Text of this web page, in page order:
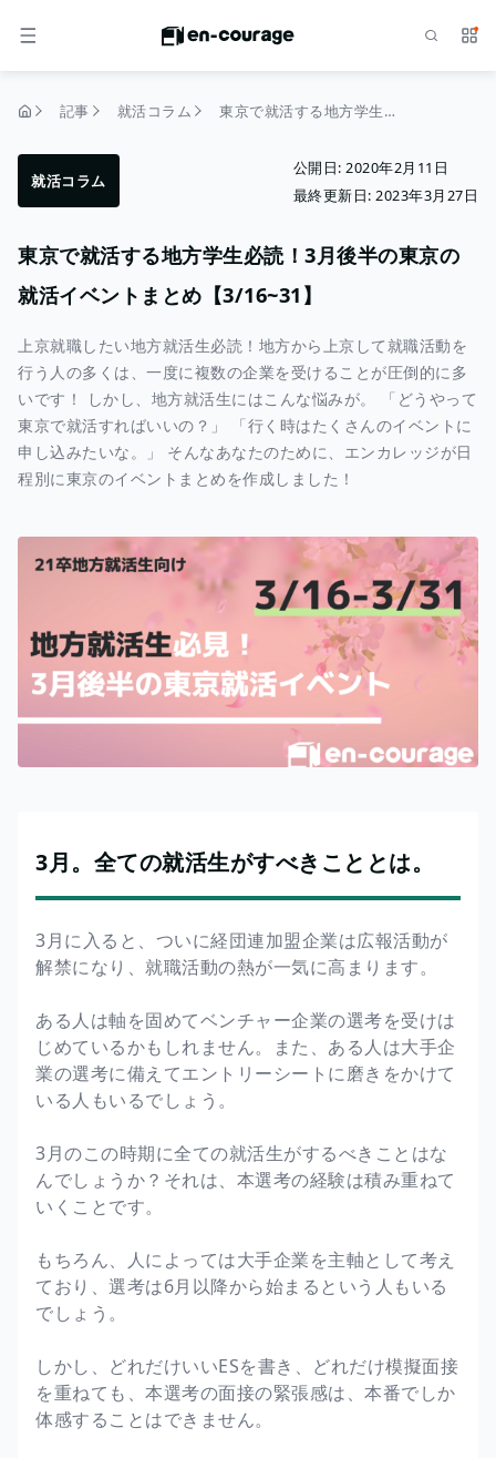
メニュー サ
記事 就活コラム 東京で就活する地方学生必読！3月後半の東京の就活イベントまとめ【3/16~31】
就活コラム
公開日: 2020年2月11日
最終更新日: 2023年3月27日
東京で就活する地方学生必読！3月後半の東京の
就活イベントまとめ【3/16~31】
上京就職したい地方就活生必読！地方から上京して就職活動を
行う人の多くは、一度に複数の企業を受けることが圧倒的に多
いです！ しかし、地方就活生にはこんな悩みが。 「どうやって
東京で就活すればいいの？」 「行く時はたくさんのイベントに
申し込みたいな。」 そんなあなたのために、エンカレッジが日
程別に東京のイベントまとめを作成しました！
3月。全ての就活生がすべきこととは。
3月に入ると、ついに経団連加盟企業は広報活動が
解禁になり、就職活動の熱が一気に高まります。
ある人は軸を固めてベンチャー企業の選考を受けは
じめているかもしれません。また、ある人は大手企
業の選考に備えてエントリーシートに磨きをかけて
いる人もいるでしょう。
3月のこの時期に全ての就活生がするべきことはな
んでしょうか？それは、本選考の経験は積み重ねて
いくことです。
もちろん、人によっては大手企業を主軸として考え
ており、選考は6月以降から始まるという人もいる
でしょう。
しかし、どれだけいいESを書き、どれだけ模擬面接
を重ねても、本選考の面接の緊張感は、本番でしか
体感することはできません。